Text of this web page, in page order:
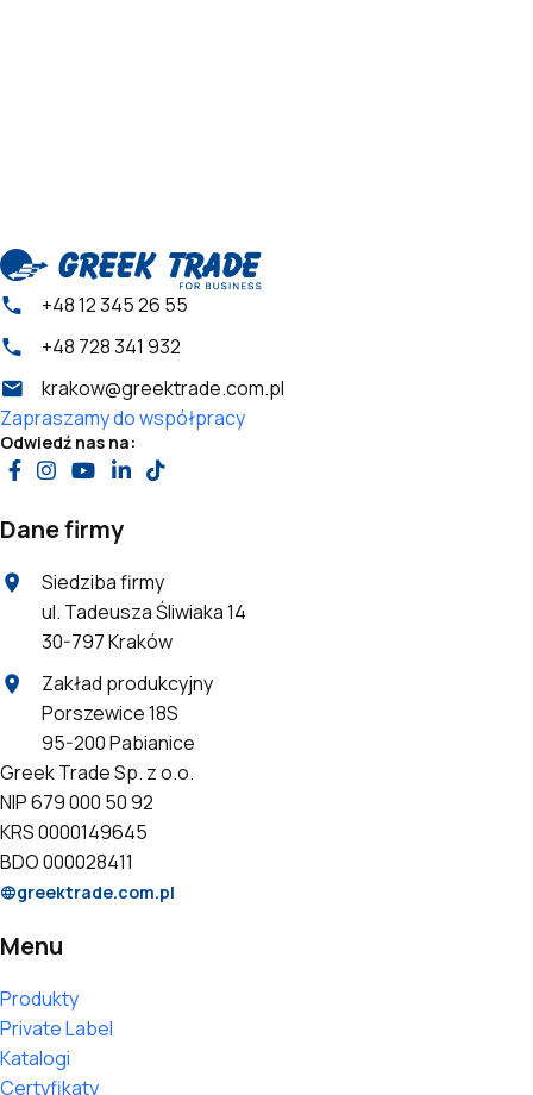
+48 12 345 26 55
+48 728 341 932
krakow@greektrade.com.pl
Zapraszamy do współpracy
Odwiedź nas na:
Dane firmy
Siedziba firmy
ul. Tadeusza Śliwiaka 14
30-797 Kraków
Zakład produkcyjny
Porszewice 18S
95-200 Pabianice
Greek Trade Sp. z o.o.
NIP 679 000 50 92
KRS 0000149645
BDO 000028411
greektrade.com.pl
Menu
Produkty
Private Label
Katalogi
Certyfikaty